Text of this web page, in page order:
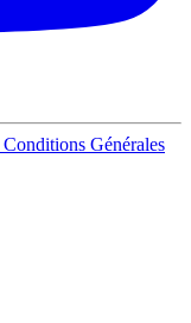
Conditions Générales